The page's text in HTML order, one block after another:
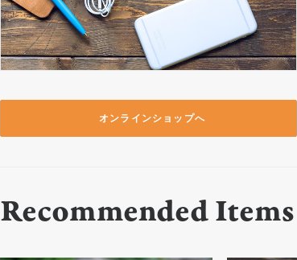
オンラインショップへ
Recommended Items